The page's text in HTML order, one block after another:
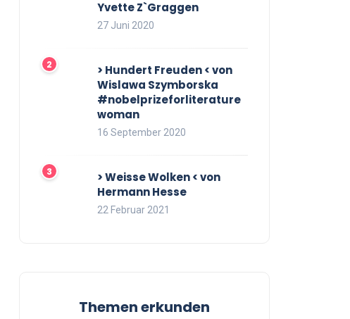
Yvette Z`Graggen
27 Juni 2020
> Hundert Freuden < von
Wislawa Szymborska
#nobelprizeforliterature
woman
16 September 2020
> Weisse Wolken < von
Hermann Hesse
22 Februar 2021
Themen erkunden